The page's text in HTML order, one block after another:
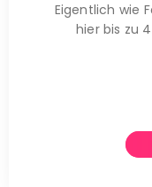
Eigentlich wie
hier bis zu